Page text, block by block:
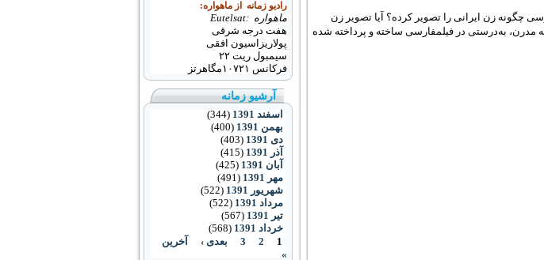
چگونه زن ایرانی را تصویر کرده؟ آیا تصویر زن
مدرن، به‌درستی در فیلمفارسی ساخته و پرداخته شده
رادیو زمانه از ماهواره:
ماهواره :Eutelsat
هفت درجه شرقی
پولاریزاسیون افقی
سیمبول ریت ۲۲
فرکانس ۱۰۷۲۱ مگاهرتز
آرشیو زمانه
اسفند 1391
(344)
بهمن 1391
(400)
دی 1391
(403)
آذر 1391
(415)
آبان 1391
(425)
مهر 1391
(491)
شهریور 1391
(522)
مرداد 1391
(522)
تیر 1391
(567)
خرداد 1391
(568)
1
2
3 بعدی ›
آخرین
»